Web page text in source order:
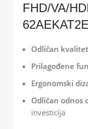
FHD/VA/
Odličan kvalitet
Prilagođene
Ergonomski
Odličan odnos
investicija